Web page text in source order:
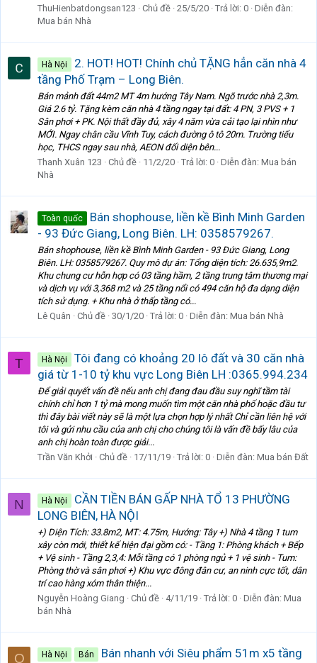
ThuHienbatdongsan123
Chủ đề 25/5/20 Trả lời: 0 Diễn đàn:
Mua bán Nhà
Hà Nội
2. HOT! HOT! Chính chủ TẶNG hẳn căn nhà 4
tầng Phố Trạm – Long Biên.
Bán mảnh đất 44m2 MT 4m hướng Tây Nam. Ngõ trước nhà 2,3m.
Giá 2.6 tỷ. Tặng kèm căn nhà 4 tầng ngay tại đất: 4 PN, 3 PVS + 1
Sân phơi + PK. Nội thất đầy đủ, xây 4 năm vừa cải tạo lại nhìn như
MỚI. Ngay chân cầu Vĩnh Tuy, cách đường ô tô 20m. Trường tiểu
học, THCS ngay sau nhà, AEON đối diện bên...
Thanh Xuân 123
Chủ đề 11/2/20 Trả lời: 0 Diễn đàn: Mua bán
Nhà
Toàn quốc
Bán shophouse, liền kề Bình Minh Garden
- 93 Đức Giang, Long Biên. LH: 0358579267.
Bán shophouse, liền kề Bình Minh Garden - 93 Đức Giang, Long
Biên. LH: 0358579267. Quy mô dự án: Tổng diện tích: 26.635,9m2.
Khu chung cư hỗn hợp có 03 tầng hầm, 2 tầng trung tâm thương mại
và dịch vụ với 3,368 m2 và 25 tầng nổi có 494 căn hộ đa dạng diện
tích sử dụng. + Khu nhà ở thấp tầng có...
Lê Quân
Chủ đề 30/1/20 Trả lời: 0 Diễn đàn: Mua bán Nhà
T Hà Nội
Tôi đang có khoảng 20 lô đất và 30 căn nhà
giá từ 1-10 tỷ khu vực Long Biên LH :0365.994.234
Để giải quyết vấn đề nếu anh chị đang đau đầu suy nghĩ tầm tài
chính chỉ hơn 1 tỷ mà mong muốn tìm một căn nhà phố hoặc đầu tư
thì đây bài viết này sẽ là một lựa chọn hợp lý nhất Chỉ cần liên hệ với
tôi và gửi nhu cầu của anh chị cho chúng tôi là vấn đề bấy lâu của
anh chị hoàn toàn được giải...
Trần Văn Khởi
Chủ đề 17/11/19 Trả lời: 0 Diễn đàn: Mua bán Đất
N Hà Nội
CẦN TIỀN BÁN GẤP NHÀ TỔ 13 PHƯỜNG
LONG BIÊN, HÀ NỘI
+) Diện Tích: 33.8m2, MT: 4.75m, Hướng: Tây +) Nhà 4 tầng 1 tum
xây còn mới, thiết kế hiện đại gồm có: - Tầng 1: Phòng khách + Bếp
+ Vệ sinh - Tầng 2,3,4: Mỗi tầng có 1 phòng ngủ + 1 vệ sinh - Tum:
Phòng thờ và sân phơi +) Khu vực đông đân cư, an ninh cực tốt, dân
trí cao hàng xóm thân thiện...
Nguyễn Hoàng Giang
Chủ đề 4/11/19 Trả lời: 0 Diễn đàn: Mua
bán Nhà
Q Hà Nội Bán
Bán nhanh với Siêu phẩm 51m x5 tầng